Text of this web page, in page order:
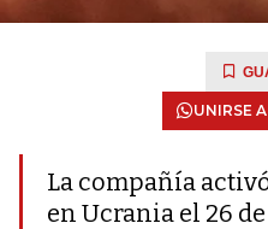
UNIRSE
La compañía
en Ucrania el 26